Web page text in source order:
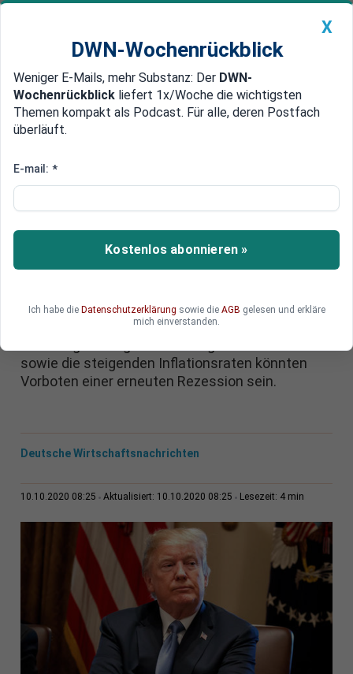
Newsticker MEIN DWN: Geldanlage Premium
Edelmetalle DWN-Magazin China
US-Wirtschaft kollabiert:
Staatsschulden außer Kontrolle
und jetzt droht auch noch
Inflation
Die neuesten Wirtschaftsdaten aus den USA
sind besorgniserregend. Amerikas Wirtschaft ist
sowie die steigenden Inflationsraten könnten
Vorboten einer erneuten Rezession sein.
Deutsche Wirtschaftsnachrichten
10.10.2020 08:25 Aktualisiert: 10.10.2020 08:25 Lesezeit: 4 min
X
DWN-Wochenrückblick
Weniger E-Mails, mehr Substanz: Der DWN-
Wochenrückblick liefert 1x/Woche die wichtigsten
Themen kompakt als Podcast. Für alle, deren Postfach
überläuft.
E-mail: *
Kostenlos abonnieren »
Ich habe die Datenschutzerklärung sowie die AGB gelesen und erkläre
mich einverstanden.